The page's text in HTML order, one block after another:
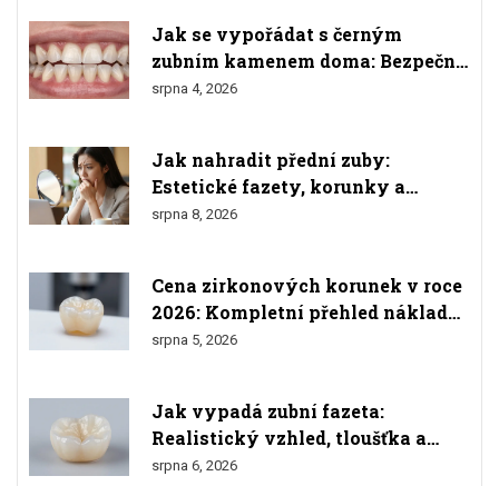
Jak se vypořádat s černým
zubním kamenem doma: Bezpečné
metody a varování
srpna 4, 2026
Jak nahradit přední zuby:
Estetické fazety, korunky a
implantáty
srpna 8, 2026
Cena zirkonových korunek v roce
2026: Kompletní přehled nákladů
a srovnání
srpna 5, 2026
Jak vypadá zubní fazeta:
Realistický vzhled, tloušťka a
srovnání s přírodními zuby
srpna 6, 2026